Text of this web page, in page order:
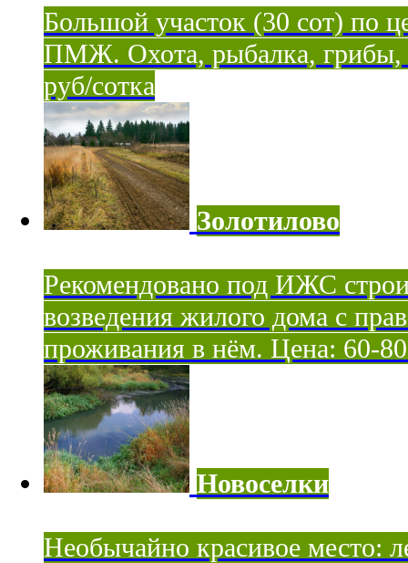
Большой участок (30 сот) по
ПМЖ. Охота, рыбалка, грибы,
руб/сотка
Золотилово
Рекомендовано под ИЖС
возведения жилого дома с
проживания в нём. Цена: 60-80
Новоселки
Необычайно красивое место: